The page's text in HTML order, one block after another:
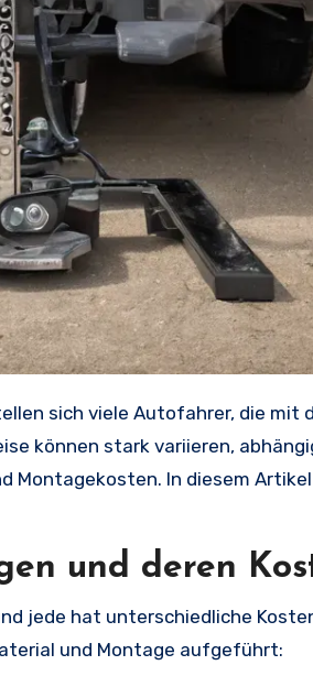
sich viele Autofahrer, die mit
können stark variieren,
Montagekosten. In diesem
und deren
jede hat unterschiedliche
und Montage aufgeführt: